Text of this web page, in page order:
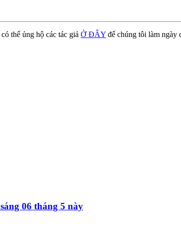
thể ủng hộ các tác giả Ở ĐÂY để chúng tôi làm ngày
06 tháng 5 này